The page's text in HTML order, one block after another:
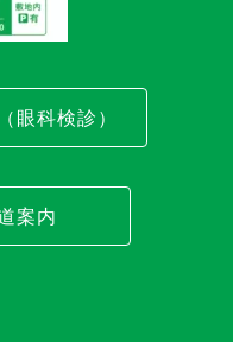
眼科検診）
案内